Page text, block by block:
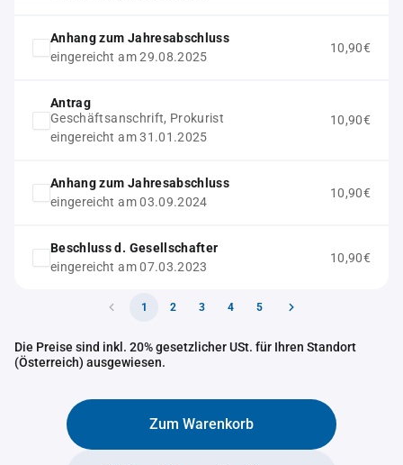
Anhang zum Jahresabschluss
eingereicht am 29.08.2025
10,90€
Antrag
Geschäftsanschrift, Prokurist
eingereicht am 31.01.2025
10,90€
Anhang zum Jahresabschluss
eingereicht am 03.09.2024
10,90€
Beschluss d. Gesellschafter
eingereicht am 07.03.2023
10,90€
1 2 3 4 5
Die Preise sind inkl. 20% gesetzlicher USt. für Ihren Standort
(Österreich) ausgewiesen.
Zum Warenkorb